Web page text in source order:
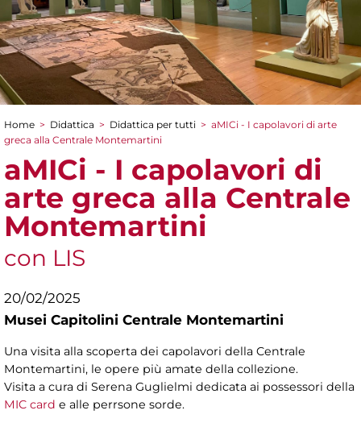
Tu sei qui
Home > Didattica > Didattica per tutti > aMICi - I capolavori di arte
greca alla Centrale Montemartini
aMICi - I capolavori di
arte greca alla Centrale
Montemartini
con LIS
20/02/2025
Musei Capitolini Centrale Montemartini
Una visita alla scoperta dei capolavori della Centrale
Montemartini, le opere più amate della collezione.
Visita a cura di Serena Guglielmi dedicata ai possessori della
MIC card e alle perrsone sorde.